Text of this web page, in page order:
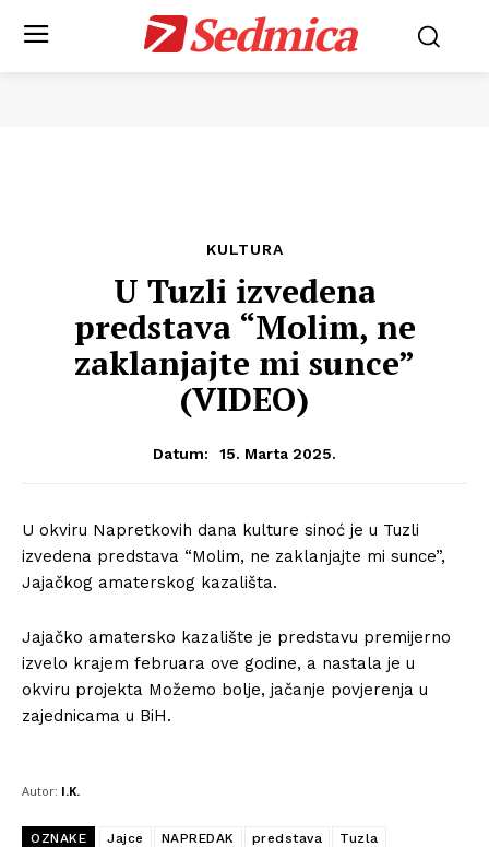
Sedmica
KULTURA
U Tuzli izvedena
predstava “Molim, ne
zaklanjajte mi sunce”
(VIDEO)
Datum: 15. Marta 2025.
U okviru Napretkovih dana kulture sinoć je u Tuzli
izvedena predstava “Molim, ne zaklanjajte mi sunce”,
Jajačkog amaterskog kazališta.
Jajačko amatersko kazalište je predstavu premijerno
izvelo krajem februara ove godine, a nastala je u
okviru projekta Možemo bolje, jačanje povjerenja u
zajednicama u BiH.
Autor: I.K.
OZNAKE Jajce NAPREDAK predstava Tuzla